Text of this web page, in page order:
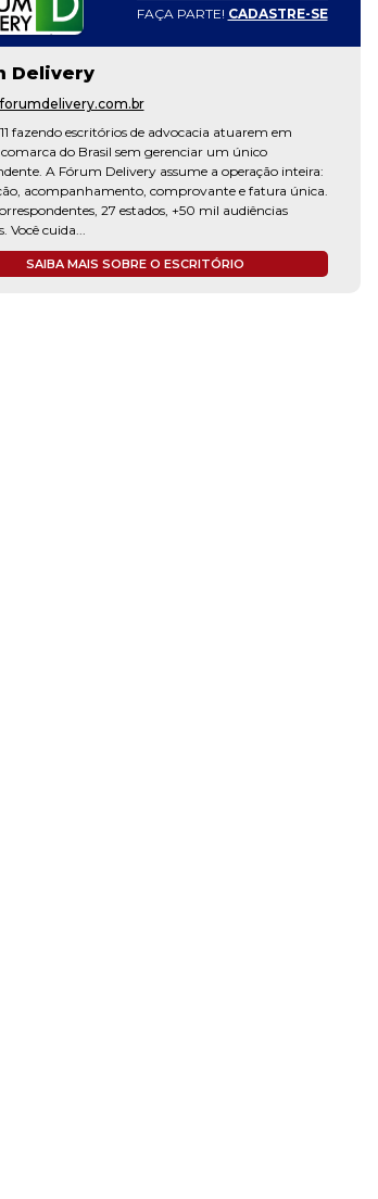
FAÇA PARTE! CADASTRE-SE
Delivery
fazendo escritórios de advocacia atuarem em
do Brasil sem gerenciar um único
A Fórum Delivery assume a operação inteira:
acompanhamento, comprovante e fatura única.
27 estados, +50 mil audiências
Você cuida...
SAIBA MAIS SOBRE O ESCRITÓRIO